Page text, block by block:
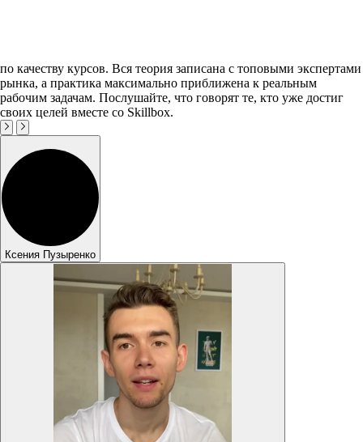
по качеству курсов. Вся теория записана с топовыми экспертами
рынка, а практика максимально приближена к реальным
рабочим задачам. Послушайте, что говорят те, кто уже достиг
своих целей вместе со Skillbox.
Ксения Пузыренко